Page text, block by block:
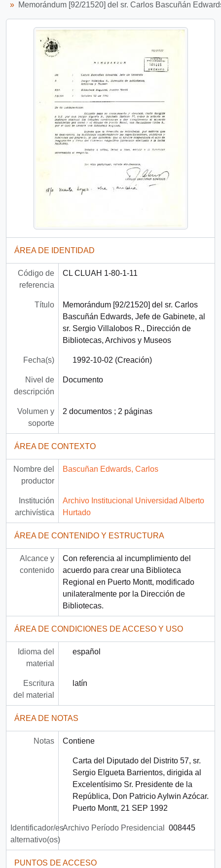
Memorándum [92/21520] del sr. Carlos Bascuñán
ÁREA DE IDENTIDAD
Código de
referencia
CL CLUAH 1-80-1-11
Título
Memorándum [92/21520] del sr. Carlos
Bascuñán Edwards, Jefe de Gabinete, al
sr. Sergio Villalobos R., Dirección de
Bibliotecas, Archivos y Museos
Fecha(s) 1992-10-02 (Creación)
Nivel de
descripción
Documento
Volumen y
soporte
2 documentos ; 2 páginas
ÁREA DE CONTEXTO
Nombre del
productor
Bascuñan Edwards, Carlos
Institución
archivística
Archivo Institucional Universidad Alberto
Hurtado
ÁREA DE CONTENIDO Y ESTRUCTURA
Alcance y
contenido
Con referencia al incumplimiento del
acuerdo para crear una Biblioteca
Regional en Puerto Montt, modificado
unilateralmente por la Dirección de
Bibliotecas.
ÁREA DE CONDICIONES DE ACCESO Y USO
Idioma del
material
español
Escritura
del material
latín
ÁREA DE NOTAS
Notas Contiene
Carta del Diputado del Distrito 57, sr.
Sergio Elgueta Barrientos, dirigida al
Excelentísimo Sr. Presidente de la
República, Don Patricio Aylwin Azócar.
Puerto Montt, 21 SEP 1992
Identificador/es
alternativo(os)
Archivo Período Presidencial 008445
PUNTOS DE ACCESO